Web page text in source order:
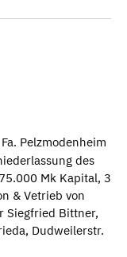
Pelzmodenheim
des
Mk Kapital, 3
& Vetrieb von
Siegfried Bittner,
Dudweilerstr.